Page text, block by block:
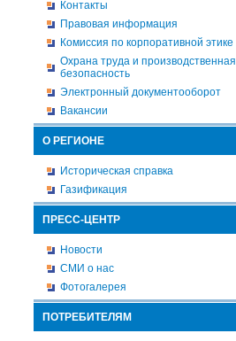
Контакты
Правовая информация
Комиссия по корпоративной этике
Охрана труда и производственная
безопасность
Электронный документооборот
Вакансии
О РЕГИОНЕ
Историческая справка
Газификация
ПРЕСС-ЦЕНТР
Новости
СМИ о нас
Фотогалерея
ПОТРЕБИТЕЛЯМ